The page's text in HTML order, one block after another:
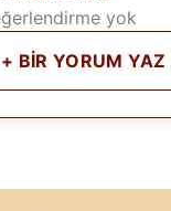
yok
+ BİR YORUM YAZ